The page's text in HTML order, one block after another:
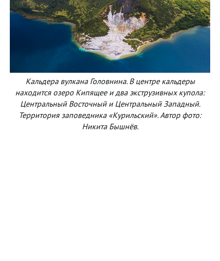
Кальдера вулкана Головнина. В центре кальдеры
находится озеро Кипящее и два экструзивных купола:
Центральный Восточный и Центральный Западный.
Территория заповедника «Курильский». Автор фото:
Никита Бышнёв.